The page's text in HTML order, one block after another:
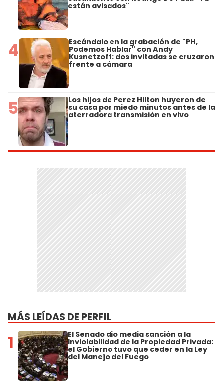
están avisados"
4 Escándalo en la grabación de "PH,
Podemos Hablar" con Andy
Kusnetzoff: dos invitadas se cruzaron
frente a cámara
5 Los hijos de Perez Hilton huyeron de
su casa por miedo minutos antes de la
aterradora transmisión en vivo
MÁS LEÍDAS DE PERFIL
1 El Senado dio media sanción a la
Inviolabilidad de la Propiedad Privada:
el Gobierno tuvo que ceder en la Ley
del Manejo del Fuego